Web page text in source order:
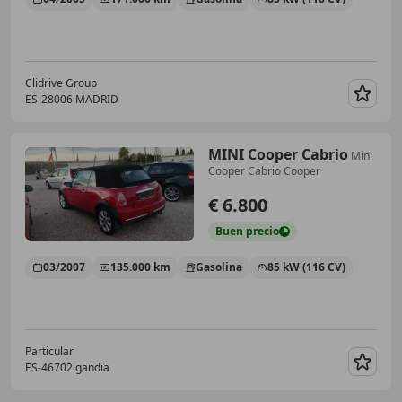
Clidrive Group
ES-28006 MADRID
MINI Cooper Cabrio Mini
Cooper Cabrio Cooper
€ 6.800
Buen precio
03/2007 135.000 km Gasolina 85 kW (116 CV)
Particular
ES-46702 gandia